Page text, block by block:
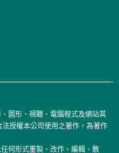
圖形、視聽、電腦程式及網站其
授權本公司使用之著作，為著作
何形式重製、改作、編輯、散